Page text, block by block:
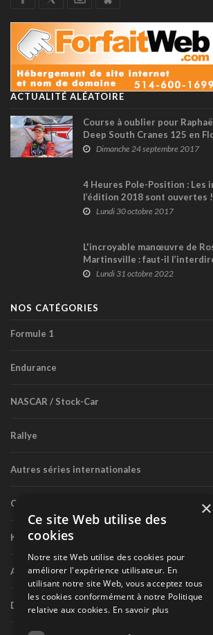
ACTUALITÉ ALÉATOIRE
Course à oublier pour
Deep South Cranes 125 en
Dimanche 24 septembre 2017
4 Heures Pole-Position : Les
l’édition 2018 sont ouvertes !
Lundi 30 octobre 2017
L'incroyable manœuvre de
Martinsville : faut-il
risque qu’elle se généralise ?
Lundi 31 octobre 2022
NOS CATÉGORIES
Formule 1
Endurance
NASCAR / Stock-Car
Rallye
Autres séries internationales
Circuit routier canadien
Karting
Autres séries nationales
Divers
×
Ce site Web utilise des
cookies
Notre site Web utilise des cookies pour
améliorer l'expérience utilisateur. En
utilisant notre site Web, vous acceptez tous
les cookies conformément à notre Politique
relative aux cookies. En savoir plus